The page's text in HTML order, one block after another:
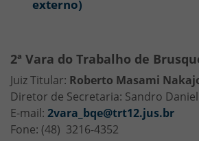
externo)
2ª Vara do Trabalho de
Juiz Titular: Roberto Masami
Diretor de Secretaria: Sandro
E-mail: 2vara_bqe@trt12.jus.br
Fone: (48) 3216-4352